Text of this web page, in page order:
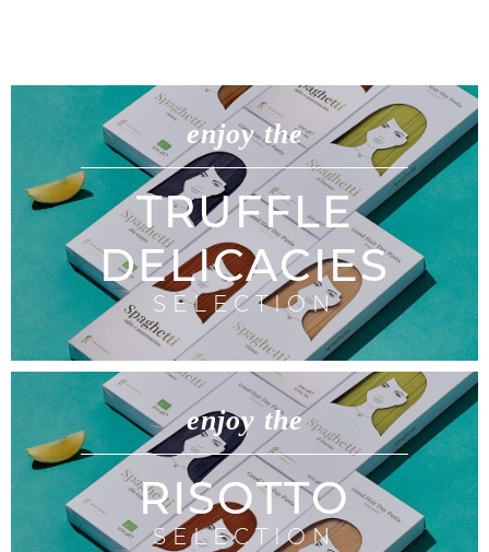
enjoy the
TRUFFLE
DELICACIES
SELECTION
enjoy the
RISOTTO
SELECTION